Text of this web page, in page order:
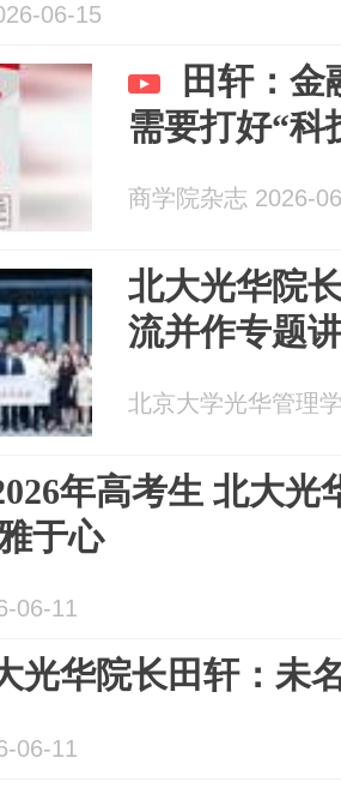
06-15
田轩：金
需要打好“科
商学院杂志 2026-
北大光华院
流并作专题
北京大学光华管理
年高考生 北大光
于心
06-11
光华院长田轩：未
06-11